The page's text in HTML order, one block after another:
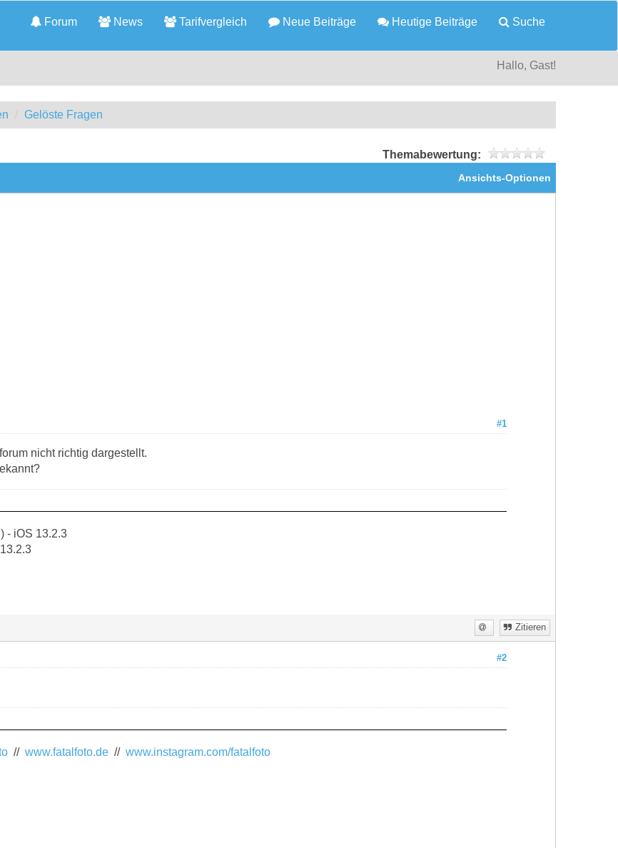
Forum News Tarifvergleich Neue Beiträge Heutige Beiträge Suche
Hallo, Gast!
Gelöste Fragen
Themabewertung:
Ansichts-Optionen
#1
nicht richtig dargestellt.
- iOS 13.2.3
Zitieren
#2
// www.fatalfoto.de// www.instagram.com/fatalfoto